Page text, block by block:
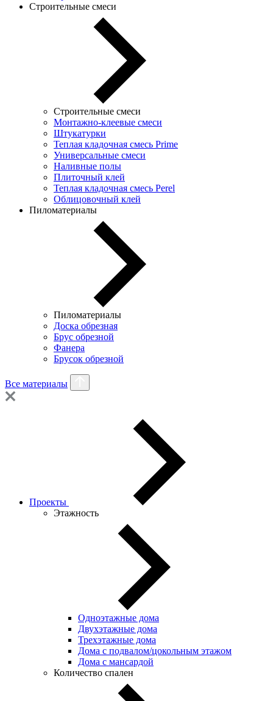
Строительные смеси
Строительные смеси
Монтажно-клеевые смеси
Штукатурки
Теплая кладочная смесь Prime
Универсальные смеси
Наливные полы
Плиточный клей
Теплая кладочная смесь Perel
Облицовочный клей
Пиломатериалы
Пиломатериалы
Доска обрезная
Брус обрезной
Фанера
Брусок обрезной
Все материалы
Проекты
Этажность
Одноэтажные дома
Двухэтажные дома
Трехэтажные дома
Дома с подвалом/цокольным этажом
Дома с мансардой
Количество спален